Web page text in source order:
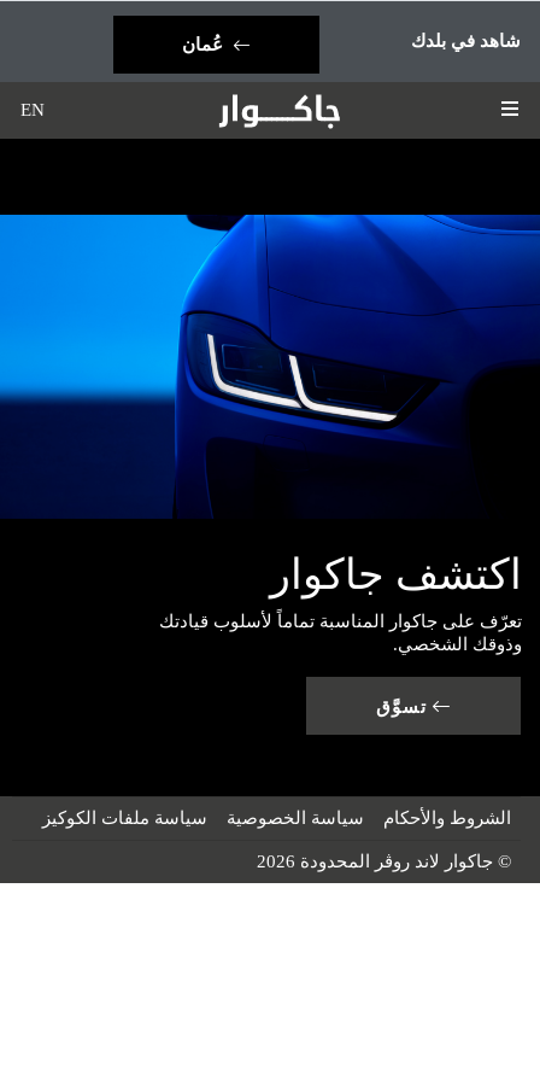
×
البحرين
قطر
شاهد في بلدك عُمان
EN
اكتشف جاكوار
تعرّف على جاكوار المناسبة تماماً لأسلوب قيادتك
وذوقك الشخصي.
تسوَّق
الشروط والأحكام سياسة الخصوصية سياسة ملفات الكوكيز
© جاكوار لاند روڤر المحدودة 2026